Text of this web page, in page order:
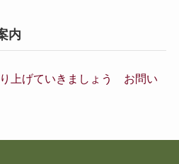
内
上げていきましょう お問い